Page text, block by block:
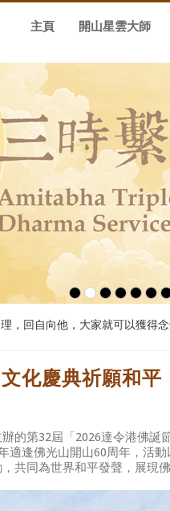
主頁 開山星雲大師
，回自向他，大家就可以獲得
化慶典祈願和平
的第32屆「2026達令港佛誕
適逢佛光山開山60周年，活
共同為世界和平發聲，展現